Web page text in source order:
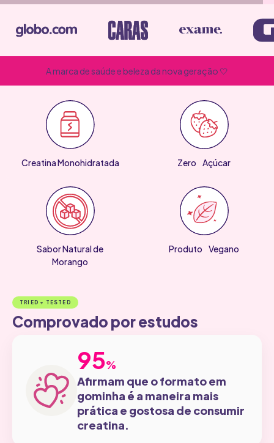
Adicionar
A marca de saúde e beleza da nova geração 🤍
Creatina Monohidratada Zero Açúcar
Sabor Natural de
Morango
Produto Vegano
TRIED + TESTED
Comprovado por estudos
95%
95
Afirmam que o formato em
gominha é a maneira mais
prática e gostosa de consumir
creatina.